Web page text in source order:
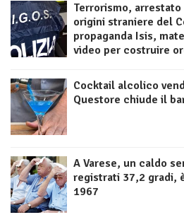
Terrorismo,
origini straniere del
propaganda Isis,
video per costruire
Cocktail alcolico
Questore chiude il
A Varese, un caldo
registrati 37,2 gradi,
1967